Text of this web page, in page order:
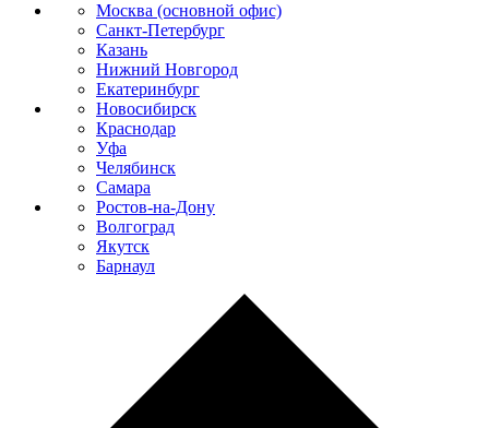
Москва (основной офис)
Санкт-Петербург
Казань
Нижний Новгород
Екатеринбург
Новосибирск
Краснодар
Уфа
Челябинск
Самара
Ростов-на-Дону
Волгоград
Якутск
Барнаул